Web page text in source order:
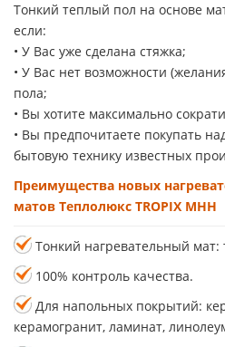
Тонкий теплый пол на основе
если:
• У Вас уже сделана стяжка;
• У Вас нет возможности
пола;
• Вы хотите максимально
• Вы предпочитаете покупать
бытовую технику известных
Преимущества новых
матов Теплолюкс TROPIX МНН
Тонкий нагревательный
100% контроль качества.
Для напольных покрытий:
керамогранит, ламинат,